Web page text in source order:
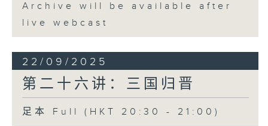
Archive will be available after
live webcast
22/09/2025
第二十六讲：三国归晋
足本 Full (HKT 20:30 - 21:00)